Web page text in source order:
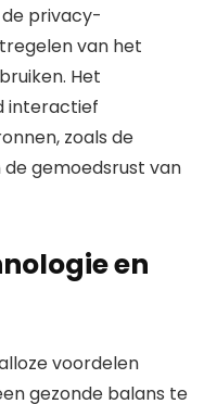
privacy-
van het
Het
interactief
zoals de
de gemoedsrust van
en
voordelen
gezonde balans te